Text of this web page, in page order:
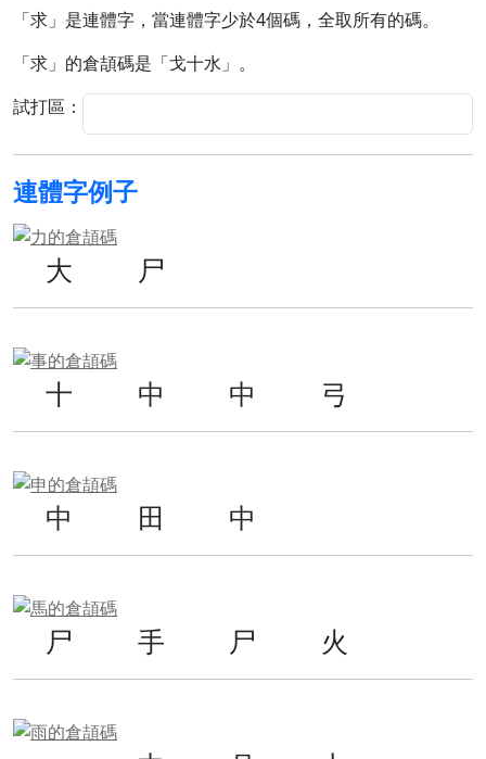
「求」是連體字，當連體字少於4個碼，全取所有的碼。
「求」的倉頡碼是「戈十水」。
試打區：
連體字例子
大 尸
十 中 中 弓
中 田 中
尸 手 尸 火